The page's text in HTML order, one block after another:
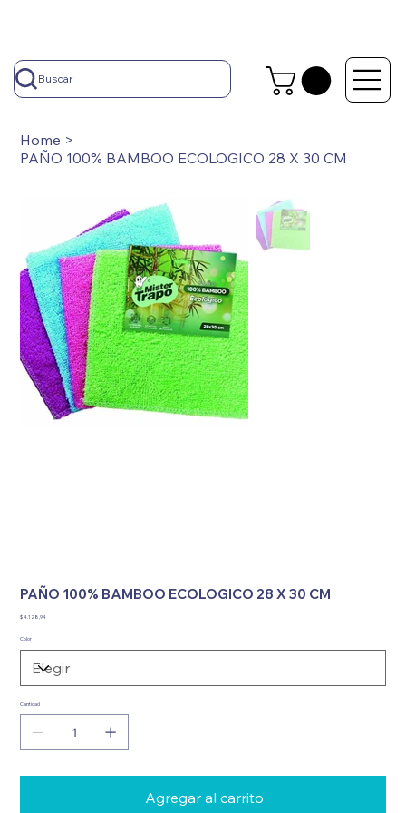
Buscar
Home >
PAÑO 100% BAMBOO ECOLOGICO 28 X 30 CM
PAÑO 100% BAMBOO ECOLOGICO 28 X 30 CM
Precio
$ 4.128,94
Color
Cantidad
Agregar al carrito